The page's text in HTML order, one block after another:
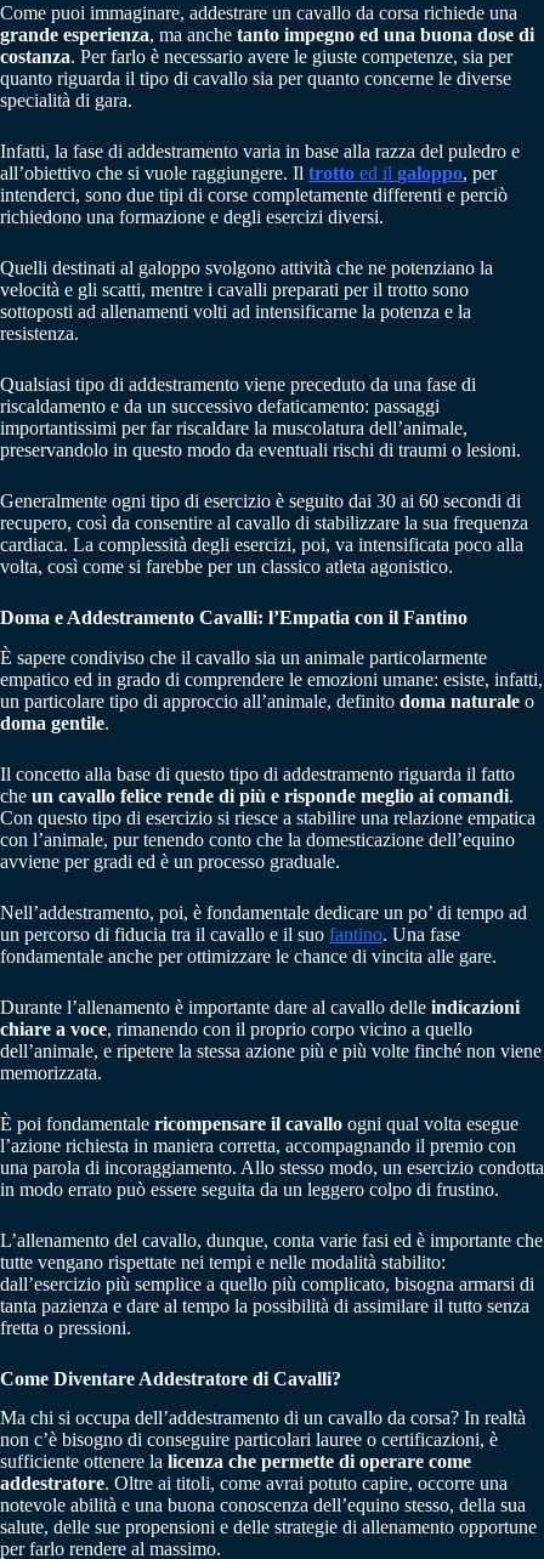
Come puoi immaginare, addestrare un cavallo da corsa richiede una
grande esperienza, ma anche tanto impegno ed una buona dose di
costanza. Per farlo è necessario avere le giuste competenze, sia per
quanto riguarda il tipo di cavallo sia per quanto concerne le diverse
specialità di gara.
Infatti, la fase di addestramento varia in base alla razza del puledro e
all’obiettivo che si vuole raggiungere. Il trotto ed il galoppo, per
intenderci, sono due tipi di corse completamente differenti e perciò
richiedono una formazione e degli esercizi diversi.
Quelli destinati al galoppo svolgono attività che ne potenziano la
velocità e gli scatti, mentre i cavalli preparati per il trotto sono
sottoposti ad allenamenti volti ad intensificarne la potenza e la
resistenza.
Qualsiasi tipo di addestramento viene preceduto da una fase di
riscaldamento e da un successivo defaticamento: passaggi
importantissimi per far riscaldare la muscolatura dell’animale,
preservandolo in questo modo da eventuali rischi di traumi o lesioni.
Generalmente ogni tipo di esercizio è seguito dai 30 ai 60 secondi di
recupero, così da consentire al cavallo di stabilizzare la sua frequenza
cardiaca. La complessità degli esercizi, poi, va intensificata poco alla
volta, così come si farebbe per un classico atleta agonistico.
Doma e Addestramento Cavalli: l’Empatia con il Fantino
È sapere condiviso che il cavallo sia un animale particolarmente
empatico ed in grado di comprendere le emozioni umane: esiste, infatti,
un particolare tipo di approccio all’animale, definito doma naturale o
doma gentile.
Il concetto alla base di questo tipo di addestramento riguarda il fatto
che un cavallo felice rende di più e risponde meglio ai comandi.
Con questo tipo di esercizio si riesce a stabilire una relazione empatica
con l’animale, pur tenendo conto che la domesticazione dell’equino
avviene per gradi ed è un processo graduale.
Nell’addestramento, poi, è fondamentale dedicare un po’ di tempo ad
un percorso di fiducia tra il cavallo e il suo fantino. Una fase
fondamentale anche per ottimizzare le chance di vincita alle gare.
Durante l’allenamento è importante dare al cavallo delle indicazioni
chiare a voce, rimanendo con il proprio corpo vicino a quello
dell’animale, e ripetere la stessa azione più e più volte finché non viene
memorizzata.
È poi fondamentale ricompensare il cavallo ogni qual volta esegue
l’azione richiesta in maniera corretta, accompagnando il premio con
una parola di incoraggiamento. Allo stesso modo, un esercizio condotta
in modo errato può essere seguita da un leggero colpo di frustino.
L’allenamento del cavallo, dunque, conta varie fasi ed è importante che
tutte vengano rispettate nei tempi e nelle modalità stabilito:
dall’esercizio più semplice a quello più complicato, bisogna armarsi di
tanta pazienza e dare al tempo la possibilità di assimilare il tutto senza
fretta o pressioni.
Come Diventare Addestratore di Cavalli?
Ma chi si occupa dell’addestramento di un cavallo da corsa? In realtà
non c’è bisogno di conseguire particolari lauree o certificazioni, è
sufficiente ottenere la licenza che permette di operare come
addestratore. Oltre ai titoli, come avrai potuto capire, occorre una
notevole abilità e una buona conoscenza dell’equino stesso, della sua
salute, delle sue propensioni e delle strategie di allenamento opportune
per farlo rendere al massimo.